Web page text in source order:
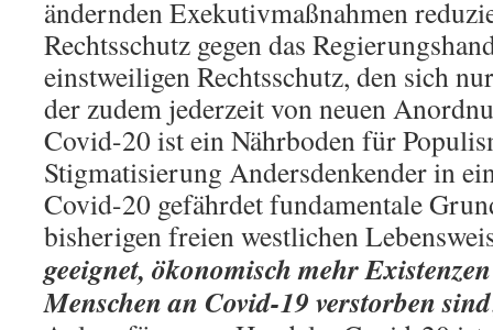
ändernden Exekutivmaßnahmen
Rechtsschutz gegen das
einstweiligen Rechtsschutz, den sich
der zudem jederzeit von neuen
Covid-20 ist ein Nährboden für
Stigmatisierung Andersdenkender in
Covid-20 gefährdet fundamentale
bisherigen freien westlichen
geeignet, ökonomisch mehr
Menschen an Covid-19 verstorben sind